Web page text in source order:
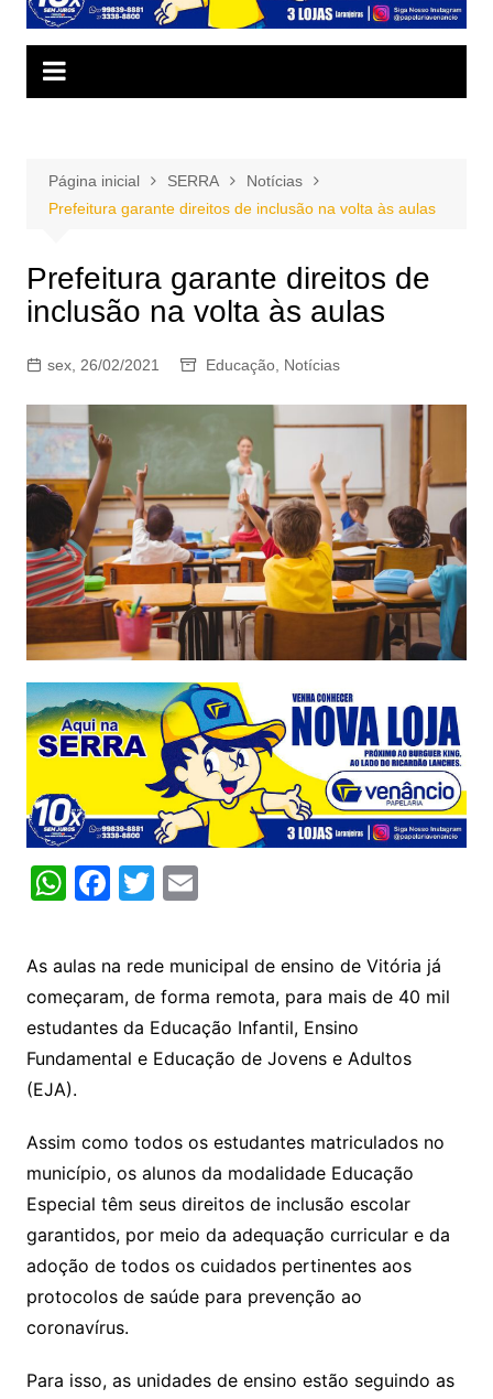
Página inicial SERRA
Notícias
Prefeitura garante direitos de inclusão na volta às aulas
Prefeitura garante direitos de
inclusão na volta às aulas
sex, 26/02/2021 Educação, Notícias
W
at
s
A
p
p
F
c
e
b
o
k
T
itt
er
E
ai
l
As aulas na rede municipal de ensino de Vitória já
começaram, de forma remota, para mais de 40 mil
estudantes da Educação Infantil, Ensino
Fundamental e Educação de Jovens e Adultos
(EJA).
Assim como todos os estudantes matriculados no
município, os alunos da modalidade Educação
Especial têm seus direitos de inclusão escolar
garantidos, por meio da adequação curricular e da
adoção de todos os cuidados pertinentes aos
protocolos de saúde para prevenção ao
coronavírus.
Para isso, as unidades de ensino estão seguindo as